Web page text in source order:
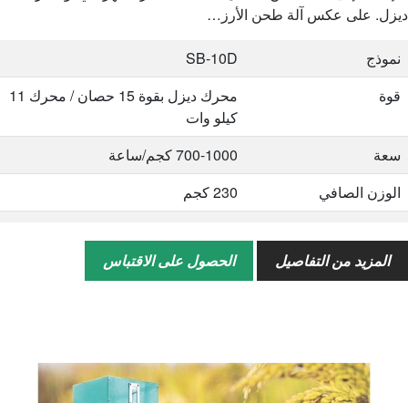
ديزل. على عكس آلة طحن الأرز…
نموذج
SB-10D
قوة
محرك ديزل بقوة 15 حصان / محرك 11
كيلو وات
سعة
700-1000 كجم/ساعة
الوزن الصافي
230 كجم
الحجم الكلي
760*730*1735 مللي متر
المزيد من التفاصيل الحصول على الاقتباس